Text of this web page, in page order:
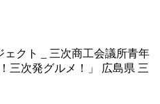
ェクト _ 三次商工会議所青年
三次発グルメ！」 広島県 三